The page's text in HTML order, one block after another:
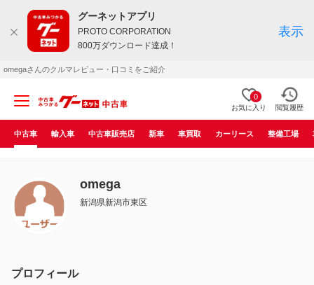
グーネットアプリ
PROTO CORPORATION
800万ダウンロード達成！
表示
omegaさんのクルマレビュー・口コミをご紹介
0
お気に入り 閲覧履歴
中古車 輸入車 中古車販売店 新車 車買取 カーリース 整備工場
omega
新潟県新潟市東区
プロフィール